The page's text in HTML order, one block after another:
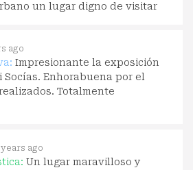
un lugar digno de visitar
ago
Impresionante la exposición
Enhorabuena por el
Totalmente
years ago
Un lugar maravilloso y